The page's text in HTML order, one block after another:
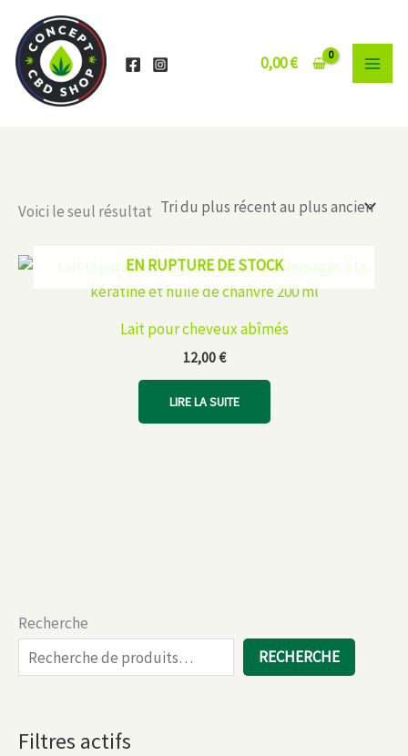
contenu
0,00€
Recherche
RECHERCHE
Filtres actifs
Voici le seul résultat
EN RUPTURE DE STOCK
Lait pour cheveux abîmés
12,00€
LIRE LA SUITE